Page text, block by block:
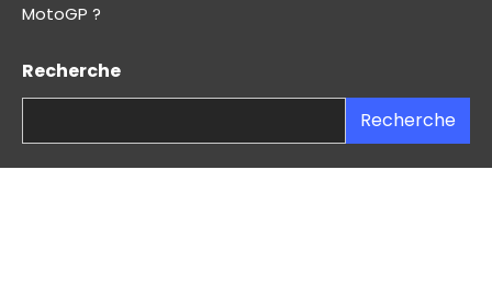
MotoGP ?
Recherche
Recherche